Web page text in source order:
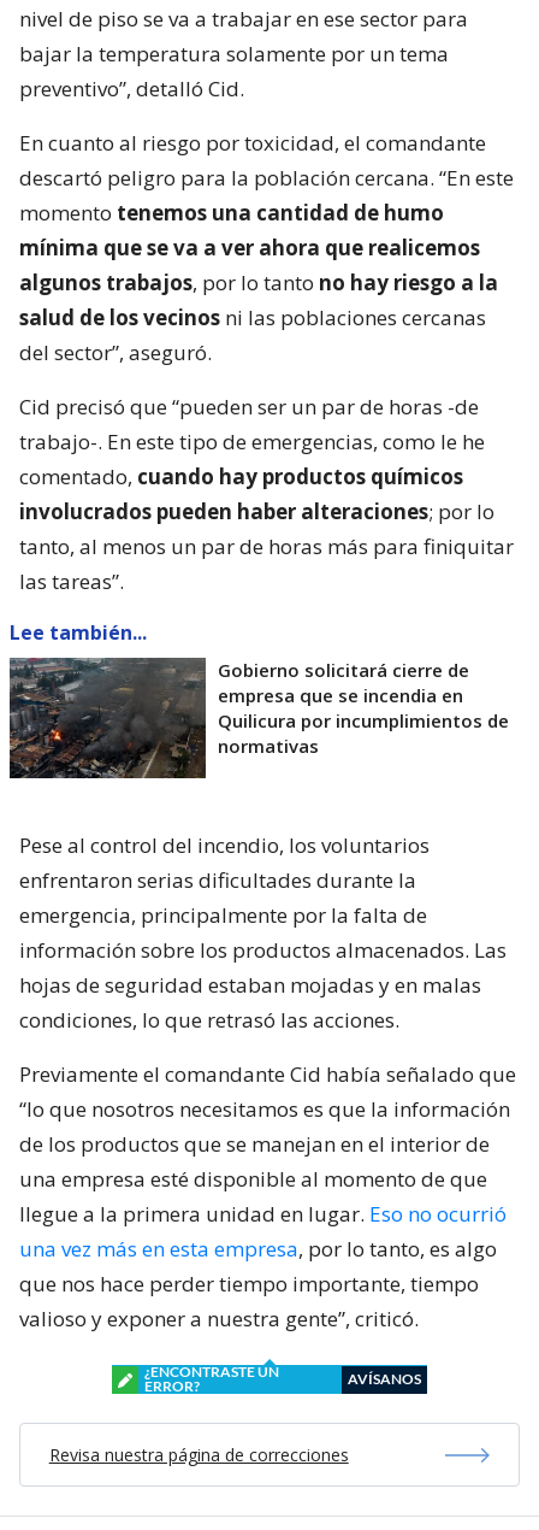
nivel de piso se va a trabajar en ese sector para
bajar la temperatura solamente por un tema
preventivo”, detalló Cid.
En cuanto al riesgo por toxicidad, el comandante
descartó peligro para la población cercana. “En este
momento tenemos una cantidad de humo
mínima que se va a ver ahora que realicemos
algunos trabajos, por lo tanto no hay riesgo a la
salud de los vecinos ni las poblaciones cercanas
del sector”, aseguró.
Cid precisó que “pueden ser un par de horas -de
trabajo-. En este tipo de emergencias, como le he
comentado, cuando hay productos químicos
involucrados pueden haber alteraciones; por lo
tanto, al menos un par de horas más para finiquitar
las tareas”.
Lee también...
Gobierno solicitará cierre de
empresa que se incendia en
Quilicura por incumplimientos de
normativas
Pese al control del incendio, los voluntarios
enfrentaron serias dificultades durante la
emergencia, principalmente por la falta de
información sobre los productos almacenados. Las
hojas de seguridad estaban mojadas y en malas
condiciones, lo que retrasó las acciones.
Previamente el comandante Cid había señalado que
“lo que nosotros necesitamos es que la información
de los productos que se manejan en el interior de
una empresa esté disponible al momento de que
llegue a la primera unidad en lugar. Eso no ocurrió
una vez más en esta empresa, por lo tanto, es algo
que nos hace perder tiempo importante, tiempo
valioso y exponer a nuestra gente”, criticó.
¿ENCONTRASTE UN
ERROR?
AVÍSANOS
Revisa nuestra página de correcciones